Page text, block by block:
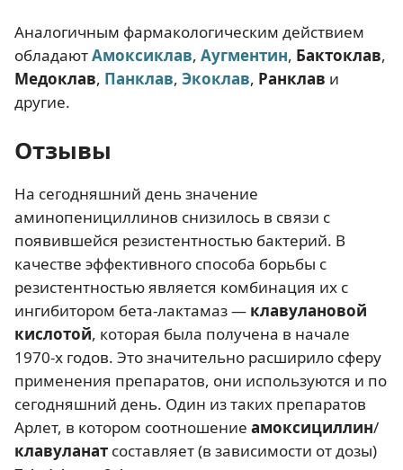
Аналогичным фармакологическим действием
обладаютАмоксиклав, Аугментин, Бактоклав,
Медоклав, Панклав, Экоклав, Ранклав и
другие.
Отзывы
На сегодняшний день значение
аминопенициллинов снизилось в связи с
появившейся резистентностью бактерий. В
качестве эффективного способа борьбы с
резистентностью является комбинация их с
ингибитором бета-лактамаз — клавулановой
кислотой, которая была получена в начале
1970-х годов. Это значительно расширило сферу
применения препаратов, они используются и по
сегодняшний день. Один из таких препаратов
Арлет, в котором соотношение амоксициллин/
клавуланат составляет (в зависимости от дозы)